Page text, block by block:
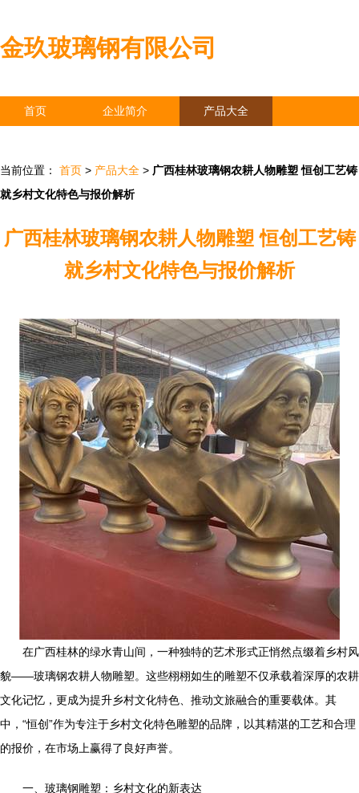
金玖玻璃钢有限公司
首页 企业简介 产品大全
当前位置： 首页 > 产品大全 > 广西桂林玻璃钢农耕人物雕塑 恒创工艺铸
就乡村文化特色与报价解析
广西桂林玻璃钢农耕人物雕塑 恒创工艺铸
就乡村文化特色与报价解析
在广西桂林的绿水青山间，一种独特的艺术形式正悄然点缀着乡村风
貌——玻璃钢农耕人物雕塑。这些栩栩如生的雕塑不仅承载着深厚的农耕
文化记忆，更成为提升乡村文化特色、推动文旅融合的重要载体。其
中，“恒创”作为专注于乡村文化特色雕塑的品牌，以其精湛的工艺和合理
的报价，在市场上赢得了良好声誉。
一、玻璃钢雕塑：乡村文化的新表达